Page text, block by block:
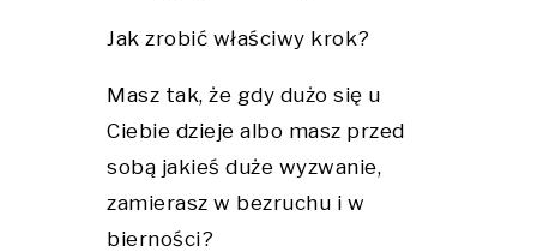
Jak zrobić właściwy krok?
Masz tak, że gdy dużo się u
Ciebie dzieje albo masz przed
sobą jakieś duże wyzwanie,
zamierasz w bezruchu i w
bierności?